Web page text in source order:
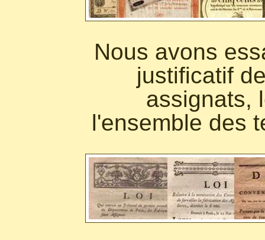
Nous avons
justificatif
assignats,
l'ensemble des